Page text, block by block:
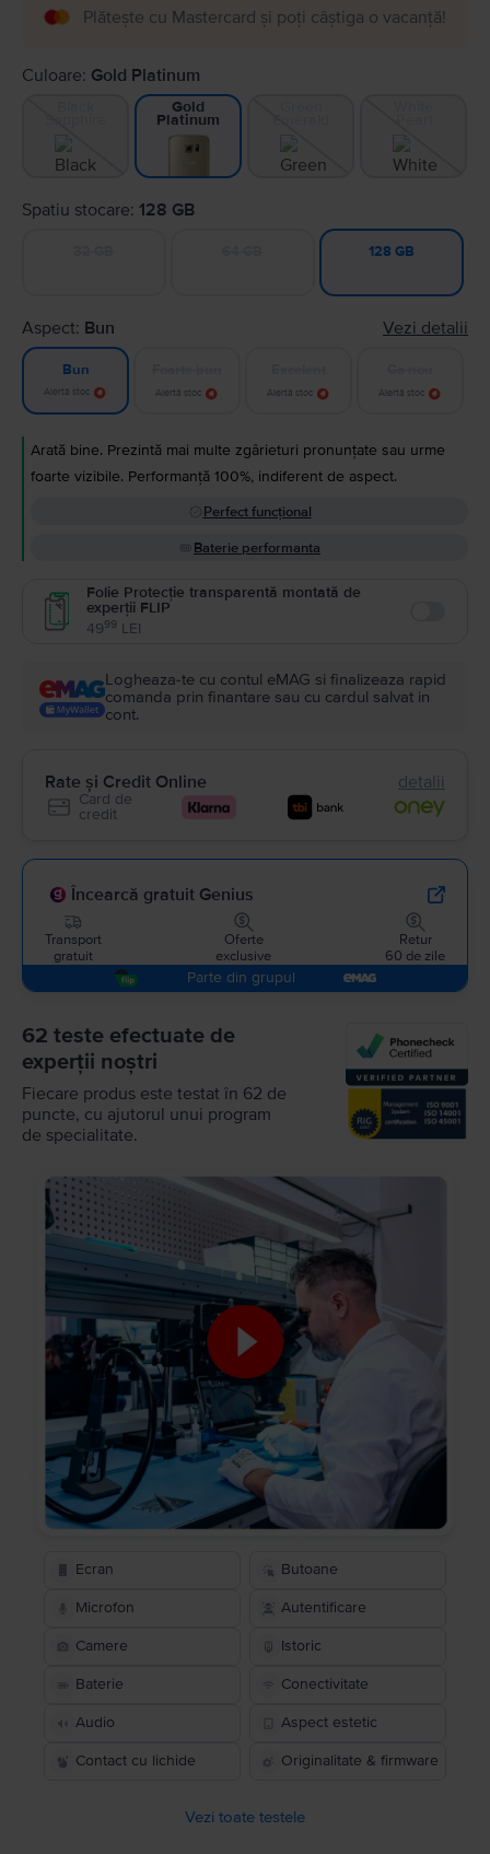
Plătește cu Mastercard și poți câștiga o vacanță!
Culoare: Gold Platinum
Gold
Platinum
Spatiu stocare: 128 GB
128 GB
Aspect: Bun Vezi detalii
Bun
Alertă stoc Alertă stoc Alertă stoc Alertă stoc
Arată bine. Prezintă mai multe zgârieturi pronunțate sau urme
foarte vizibile. Performanță 100%, indiferent de aspect.
Perfect funcțional
Baterie performanta
Folie Protecție transparentă montată de
experții FLIP
4999 LEI
Logheaza-te cu contul eMAG si finalizeaza rapid
comanda prin finantare sau cu cardul salvat in
cont.
Rate și Credit Online detalii
Card de
credit
Încearcă gratuit Genius
Transport
gratuit
Oferte
exclusive
Retur
60 de zile
Parte din grupul
62 teste efectuate de
experții noștri
Fiecare produs este testat în 62 de
puncte, cu ajutorul unui program
de specialitate.
Ecran Butoane
Microfon Autentificare
Camere Istoric
Baterie Conectivitate
Audio Aspect estetic
Contact cu lichide Originalitate & firmware
Vezi toate testele